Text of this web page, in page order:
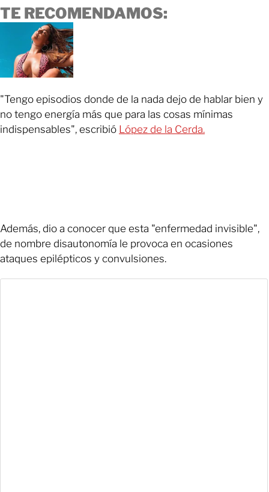
TE RECOMENDAMOS:
"Tengo episodios donde de la nada dejo de hablar bien y
no tengo energía más que para las cosas mínimas
indispensables", escribió López de la Cerda.
Además, dio a conocer que esta "enfermedad invisible",
de nombre disautonomía le provoca en ocasiones
ataques epilépticos y convulsiones.